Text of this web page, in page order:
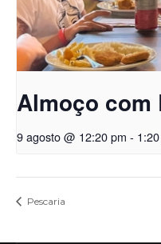
Almoço com
9 agosto @ 12:20 pm -
Pescaria